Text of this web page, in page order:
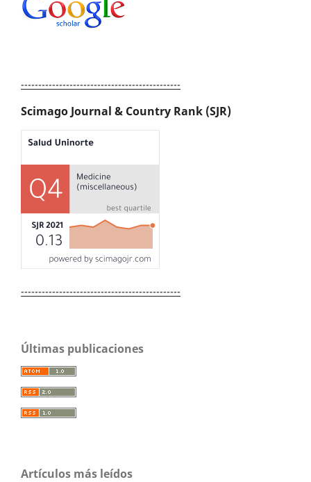
----------------------------------------------
Scimago Journal & Country Rank (SJR)
----------------------------------------------
Últimas publicaciones
Artículos más leídos